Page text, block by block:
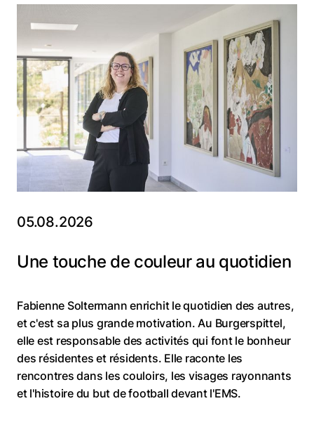
05.08.2026
Une touche de couleur au quotidien
Fabienne Soltermann enrichit le quotidien des autres,
et c'est sa plus grande motivation. Au Burgerspittel,
elle est responsable des activités qui font le bonheur
des résidentes et résidents. Elle raconte les
rencontres dans les couloirs, les visages rayonnants
et l'histoire du but de football devant l'EMS.